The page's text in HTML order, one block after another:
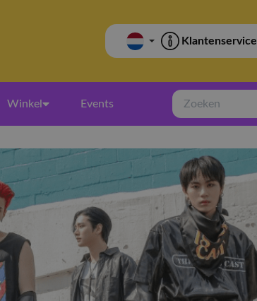
Klantenservice
Winkel Events
Zoeken